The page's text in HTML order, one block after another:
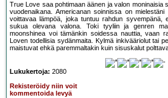
True Love saa pohtimaan äänen ja valon moninaisia
vuodenaikana. Americanan soinnissa on
voittavaa lämpöä, joka tuntuu rahdun syvempänä,
sukua olevana valona. Toki tyyliin ja genren
moonshinea voi tämänkin soidessa nauttia, vaan
Loven todellisia sydänmaita. Kylmä inkivääriolut tai
maistuvat ehkä paremmaltakin kuin sisuskalut
Lukukertoja: 2080
Rekisteröidy niin voit
kommentoida levyä